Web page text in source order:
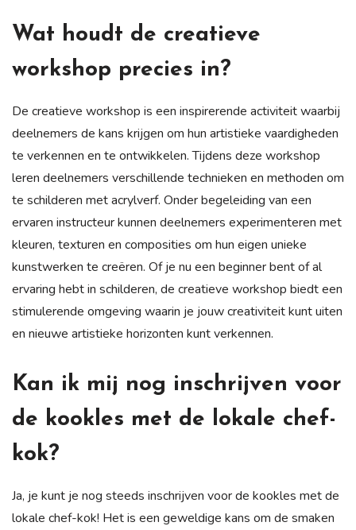
Wat houdt de creatieve
workshop precies in?
De creatieve workshop is een inspirerende activiteit waarbij
deelnemers de kans krijgen om hun artistieke vaardigheden
te verkennen en te ontwikkelen. Tijdens deze workshop
leren deelnemers verschillende technieken en methoden om
te schilderen met acrylverf. Onder begeleiding van een
ervaren instructeur kunnen deelnemers experimenteren met
kleuren, texturen en composities om hun eigen unieke
kunstwerken te creëren. Of je nu een beginner bent of al
ervaring hebt in schilderen, de creatieve workshop biedt een
stimulerende omgeving waarin je jouw creativiteit kunt uiten
en nieuwe artistieke horizonten kunt verkennen.
Kan ik mij nog inschrijven voor
de kookles met de lokale chef-
kok?
Ja, je kunt je nog steeds inschrijven voor de kookles met de
lokale chef-kok! Het is een geweldige kans om de smaken